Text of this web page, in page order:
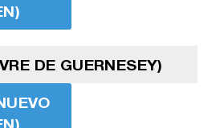
DE GUERNESEY)